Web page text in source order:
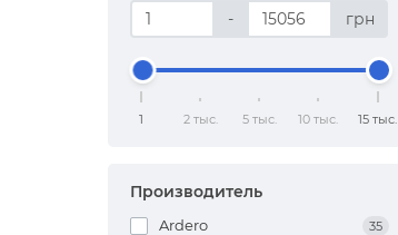
- грн
1 2 тыс. 5 тыс. 10 тыс. 15 тыс.
Производитель
Ardero 35